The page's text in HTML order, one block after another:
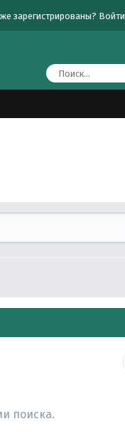
зарегистрированы? Войти
поиска.